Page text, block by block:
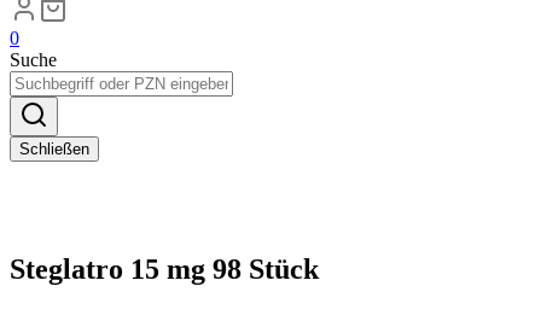
0
Suche
Schließen
Steglatro 15 mg 98 Stück